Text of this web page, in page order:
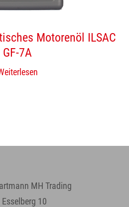
Motorenöl ILSAC
GF-7A
MH Trading
10